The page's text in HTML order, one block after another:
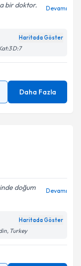
bir doktor.
Devamı
Haritada Göster
D:7
Daha Fazla
doğum
Devamı
Haritada Göster
Turkey